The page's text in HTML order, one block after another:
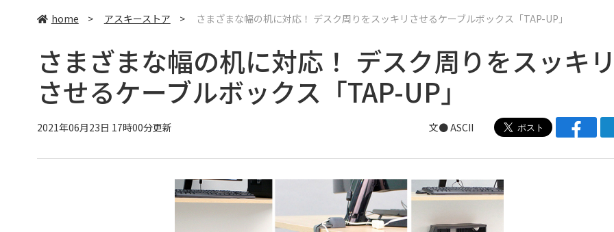
home > アスキーストア > さまざまな幅の机に対応！ デスク周りをスッキリさせるケーブルボックス「TAP-UP」
さまざまな幅の机に対応！ デスク周りをスッキ
させるケーブルボックス「TAP-UP」
2021年06月23日 17時00分更新 文● ASCII